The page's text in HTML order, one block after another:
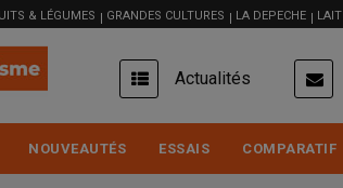
& LÉGUMES GRANDES CULTURES LA DEPECHE LAIT
USER
ACCOUNT
MENU
Actualités
NOUVEAUTÉS ESSAIS COMPARATIF